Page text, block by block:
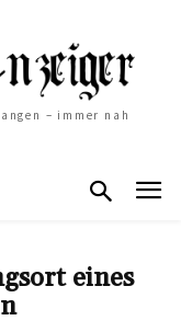
– immer nah
eines